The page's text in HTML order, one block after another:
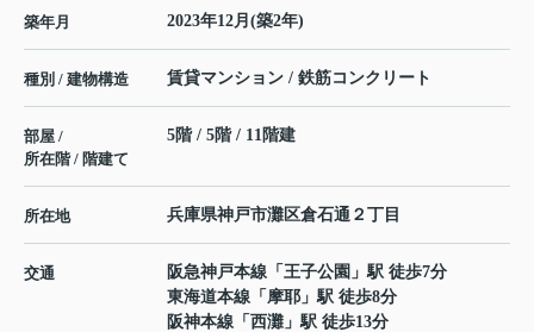
築年月 2023年12月(築2年)
種別 / 建物構造 賃貸マンション / 鉄筋コンクリート
部屋 /
所在階 / 階建て
5階 / 5階 / 11階建
所在地 兵庫県神戸市灘区倉石通 ２丁目
交通 阪急神戸本線 「 王子公園 」駅 徒歩7分
東海道本線 「 摩耶 」駅 徒歩8分
阪神本線 「 西灘 」駅 徒歩13分